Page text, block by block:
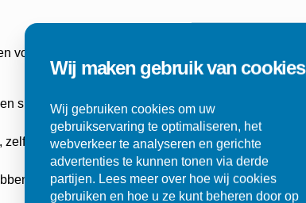
voor zowel binnen-
slijtage, zelfs bij
zelfs niet bij
onze slabs
Wij maken gebruik van cookies
Wij gebruiken cookies om uw
gebruikservaring te optimaliseren, het
webverkeer te analyseren en gerichte
advertenties te kunnen tonen via derde
partijen. Lees meer over hoe wij cookies
gebruiken en hoe u ze kunt beheren door op